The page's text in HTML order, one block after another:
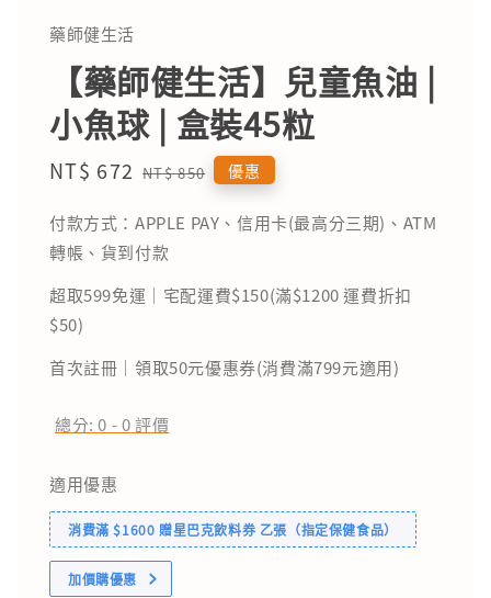
藥師健生活
【藥師健生活】兒童魚油 |
小魚球 | 盒裝45粒
Sale
NT$ 672 Regular
NT$ 850 優惠
付款方式：APPLE PAY、信用卡(最高分三期)、ATM
轉帳、貨到付款
超取599免運｜宅配運費$150(滿$1200 運費折扣
$50)
首次註冊｜領取50元優惠券(消費滿799元適用)
總分:0 -0評價
適用優惠
消費滿 $1600 贈星巴克飲料券 乙張（指定保健食品）
加價購優惠